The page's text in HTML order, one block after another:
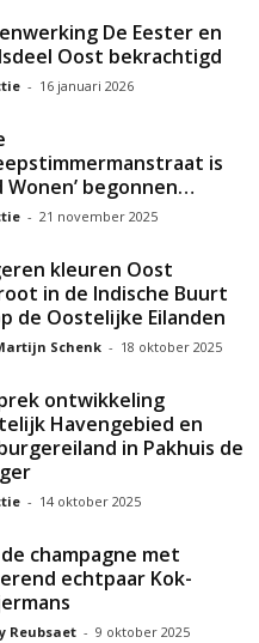
De Eester en
Oost bekrachtigd
- 16 januari 2026
is
Wonen’ begonnen…
- 21 november 2025
kleuren Oost
in de Indische Buurt
de Oostelijke Eilanden
Schenk - 18 oktober 2025
ontwikkeling
Havengebied en
in Pakhuis de
- 14 oktober 2025
champagne met
echtpaar Kok-
Reubsaet - 9 oktober 2025